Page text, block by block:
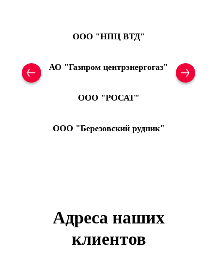
OOO "НПЦ ВТД"
АО "Газпром центрэнергогаз"
ООО "РОСАТ"
ООО "Березовский рудник"
Адреса наших
клиентов